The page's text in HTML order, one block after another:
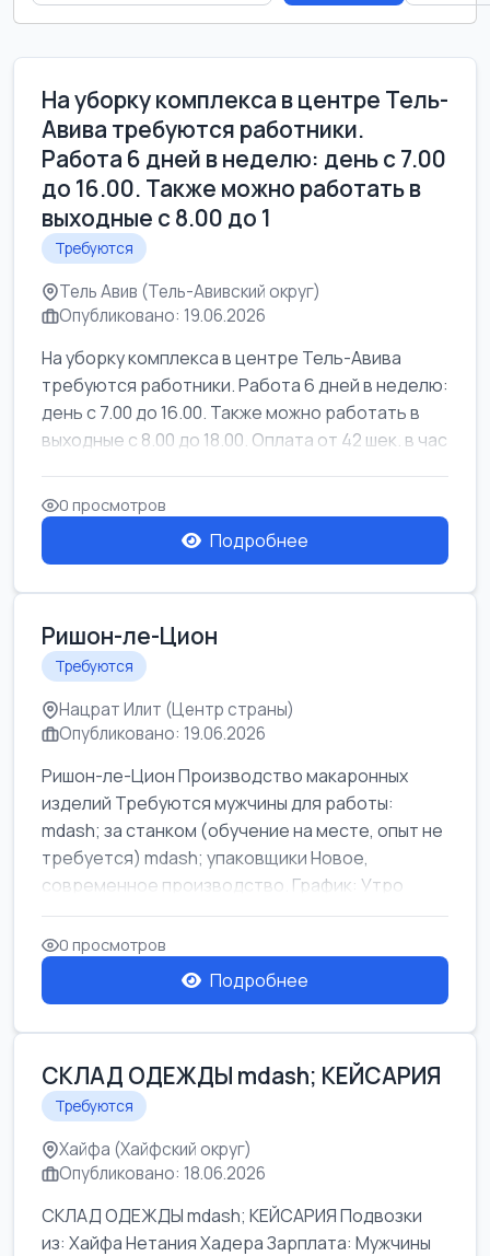
На уборку комплекса в центре Тель-
Авива требуются работники.
Работа 6 дней в неделю: день с 7.00
до 16.00. Также можно работать в
выходные с 8.00 до 1
Требуются
Тель Авив (Тель-Авивский округ)
Опубликовано: 19.06.2026
На уборку комплекса в центре Тель-Авива
требуются работники. Работа 6 дней в неделю:
день с 7.00 до 16.00. Также можно работать в
выходные с 8.00 до 18.00. Оплата от 42 шек. в час
0 просмотров
Подробнее
Ришон-ле-Цион
Требуются
Нацрат Илит (Центр страны)
Опубликовано: 19.06.2026
Ришон-ле-Цион Производство макаронных
изделий Требуются мужчины для работы:
mdash; за станком (обучение на месте, опыт не
требуется) mdash; упаковщики Новое,
современное производство. График: Утро
mda...
0 просмотров
Подробнее
СКЛАД ОДЕЖДЫ mdash; КЕЙСАРИЯ
Требуются
Хайфа (Хайфский округ)
Опубликовано: 18.06.2026
СКЛАД ОДЕЖДЫ mdash; КЕЙСАРИЯ Подвозки
из: Хайфа Нетания Хадера Зарплата: Мужчины